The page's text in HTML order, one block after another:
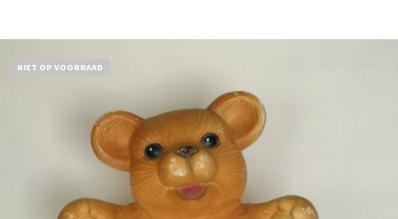
NIET OP VOORRAAD